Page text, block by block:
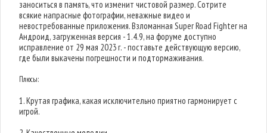
заноситься в память, что изменит чистовой размер. Сотрите
всякие напрасные фотографии, неважные видео и
невостребованные приложения. Взломанная Super Road Fighter на
Андроид, загруженная версия - 1.4.9, на форуме доступно
исправление от 29 мая 2023 г. - поставьте действующую версию,
где были выкачены погрешности и подтормаживания.
Плюсы:
1. Крутая графика, какая исключительно приятно гармонирует с
игрой.